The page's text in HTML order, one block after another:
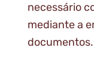
necessário
mediante a
documentos.